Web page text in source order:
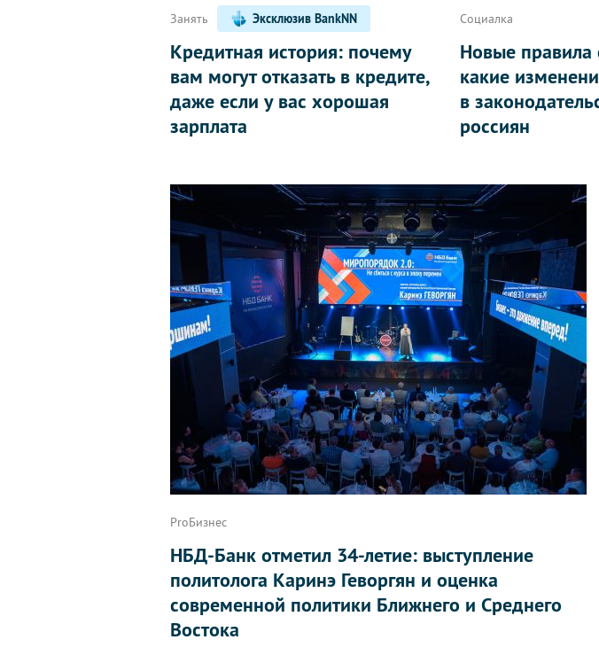
Занять Эксклюзив BankNN
Кредитная история: почему
вам могут отказать в кредите,
даже если у вас хорошая
зарплата
Социалка
Новые правила
какие
в
россиян
ProБизнес
НБД-Банк отметил 34-летие: выступление
политолога Каринэ Геворгян и оценка
современной политики Ближнего и Среднего
Востока